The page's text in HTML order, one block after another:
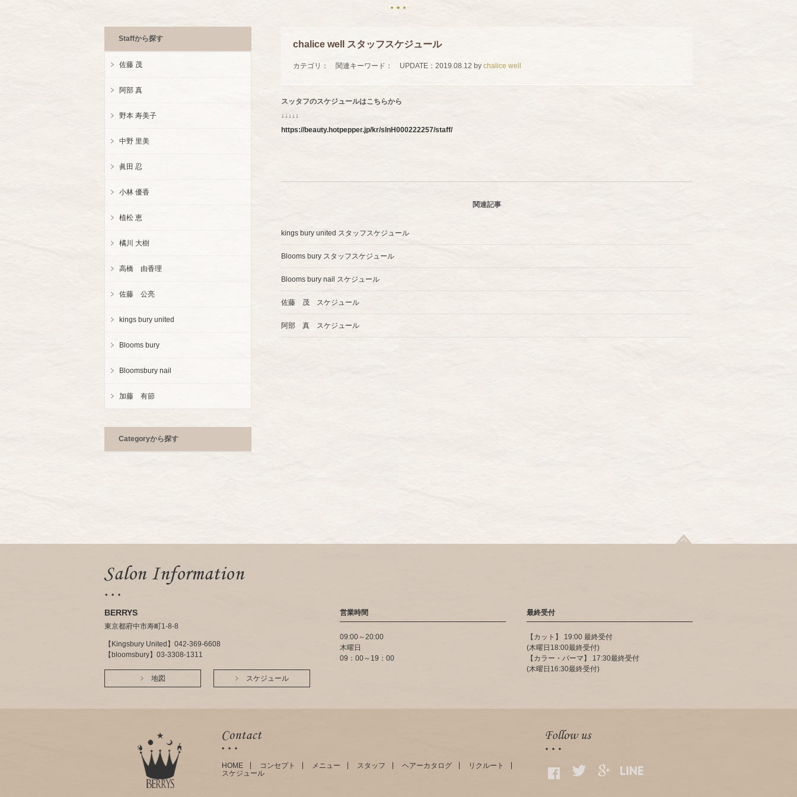
chalice well スタッフスケジュール
カテゴリ： 関連キーワード： UPDATE： 2019.08.12 by chalice well
スッタフのスケジュールはこちらから
↓↓↓↓↓
https://beauty.hotpepper.jp/kr/slnH000222257/staff/
関連記事
kings bury united スタッフスケジュール
Blooms bury スタッフスケジュール
Blooms bury nail スケジュール
佐藤 茂 スケジュール
阿部 真 スケジュール
Staffから探す
佐藤 茂
阿部 真
野本 寿美子
中野 里美
眞田 忍
小林 優香
植松 恵
橘川 大樹
高橋 由香理
佐藤 公亮
kings bury united
Blooms bury
Bloomsbury nail
加藤 有節
Categoryから探す
BERRYS
東京都府中市寿町1-8-8
【Kingsbury United】042-369-6608
【bloomsbury】03-3308-1311
地図 スケジュール
営業時間
09:00～20:00
木曜日
09：00～19：00
最終受付
【カット】 19:00 最終受付
(木曜日18:00最終受付)
【カラー・パーマ】 17:30最終受付
(木曜日16:30最終受付)
HOME コンセプト メニュー スタッフ ヘアーカタログ
リクルート
スケジュール